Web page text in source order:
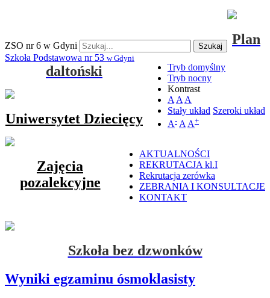
ZSO nr 6 w Gdyni Szukaj
Tryb domyślny
Tryb nocny
Kontrast
A A A
Stały układ Szeroki układ
A- A A+
Szkoła Podstawowa nr 53 w Gdyni
AKTUALNOŚCI
REKRUTACJA kl.I
Rekrutacja zerówka
ZEBRANIA I KONSULTACJE
KONTAKT
Plan
daltoński
Uniwersytet Dziecięcy
Zajęcia
pozalekcyjne
Szkoła bez dzwonków
Wyniki egzaminu ósmoklasisty